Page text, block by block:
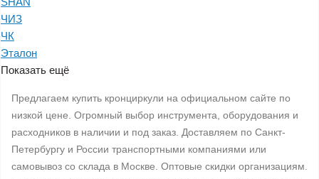
ЧИЗ
ЧК
Эталон
Показать ещё
Предлагаем купить кронциркули на официальном сайте по
низкой цене. Огромный выбор инструмента, оборудования и
расходников в наличии и под заказ. Доставляем по Санкт-
Петербургу и России транспортными компаниями или
самовывоз со склада в Москве. Оптовые скидки организациям.